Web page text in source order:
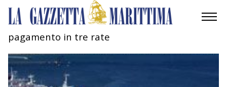
AMBIENTE
MOBILITÀ
pagamento in tre rate